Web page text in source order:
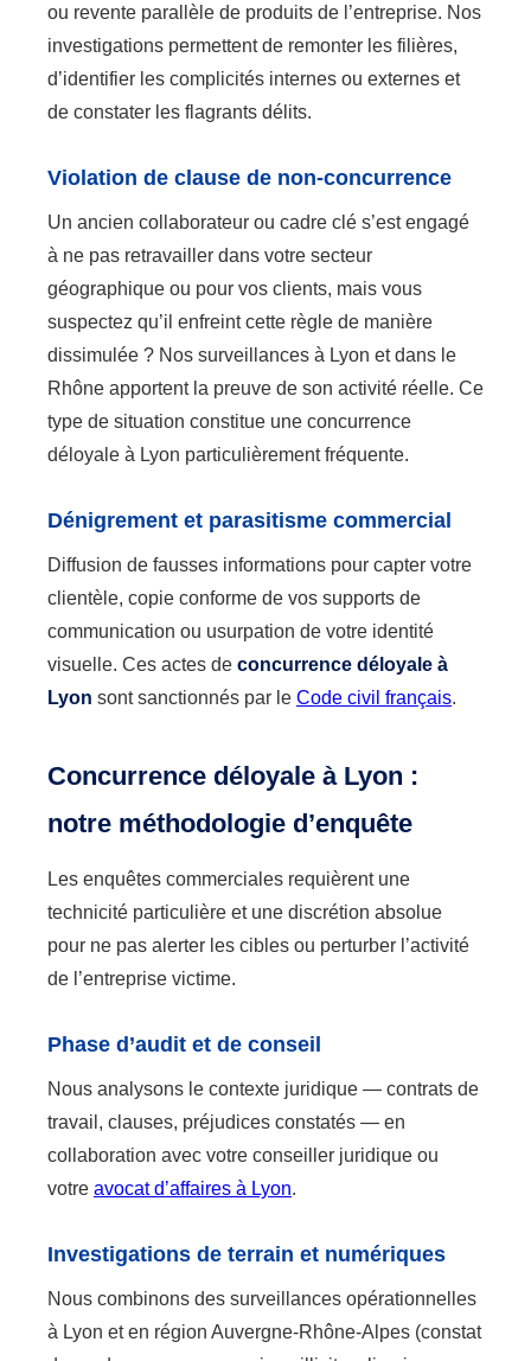
ou revente parallèle de produits de l’entreprise. Nos
investigations permettent de remonter les filières,
d’identifier les complicités internes ou externes et
de constater les flagrants délits.
Violation de clause de non-concurrence
Un ancien collaborateur ou cadre clé s’est engagé
à ne pas retravailler dans votre secteur
géographique ou pour vos clients, mais vous
suspectez qu’il enfreint cette règle de manière
dissimulée ? Nos surveillances à Lyon et dans le
Rhône apportent la preuve de son activité réelle. Ce
type de situation constitue une concurrence
déloyale à Lyon particulièrement fréquente.
Dénigrement et parasitisme commercial
Diffusion de fausses informations pour capter votre
clientèle, copie conforme de vos supports de
communication ou usurpation de votre identité
visuelle. Ces actes de concurrence déloyale à
Lyon sont sanctionnés par le Code civil français.
Concurrence déloyale à Lyon :
notre méthodologie d’enquête
Les enquêtes commerciales requièrent une
technicité particulière et une discrétion absolue
pour ne pas alerter les cibles ou perturber l’activité
de l’entreprise victime.
Phase d’audit et de conseil
Nous analysons le contexte juridique — contrats de
travail, clauses, préjudices constatés — en
collaboration avec votre conseiller juridique ou
votre avocat d’affaires à Lyon.
Investigations de terrain et numériques
Nous combinons des surveillances opérationnelles
à Lyon et en région Auvergne-Rhône-Alpes (constat